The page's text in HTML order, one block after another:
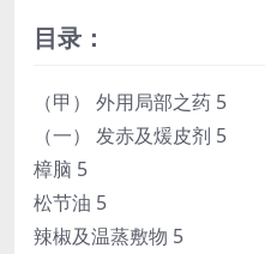
目录：
（甲） 外用局部之药 5
（一） 发赤及煖皮剂 5
樟脑 5
松节油 5
辣椒及温蒸敷物 5